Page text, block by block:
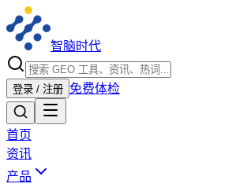
智脑时代
登录 / 注册 免费体检
首页
资讯
产品